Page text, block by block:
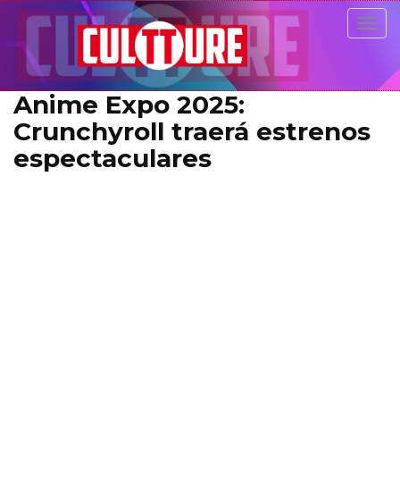
Anime Expo 2025:
Crunchyroll traerá estrenos
espectaculares